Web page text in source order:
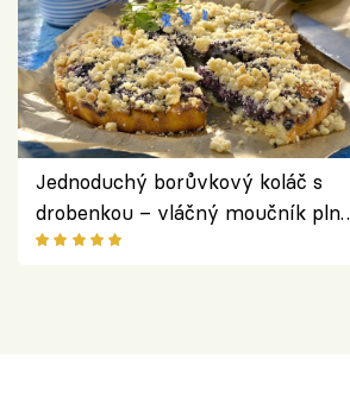
Jednoduchý borůvkový koláč s
drobenkou – vláčný moučník plný
ovoce